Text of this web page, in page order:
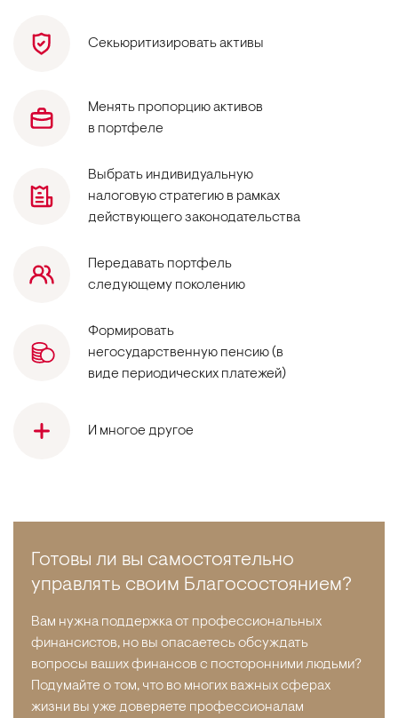
Секьюритизировать активы
Менять пропорцию активов
в портфеле
Выбрать индивидуальную
налоговую стратегию в рамках
действующего законодательства
Передавать портфель
следующему поколению
Формировать
негосударственную пенсию (в
виде периодических платежей)
И многое другое
Готовы ли вы самостоятельно
управлять своим Благосостоянием?
Вам нужна поддержка от профессиональных
финансистов, но вы опасаетесь обсуждать
вопросы ваших финансов с посторонними людьми?
Подумайте о том, что во многих важных сферах
жизни вы уже доверяете профессионалам